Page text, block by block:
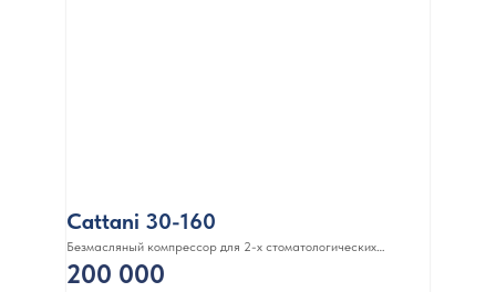
Cattani 30-160
Безмасляный компрессор для 2-х стоматологических
установок, c осушителем, без кожуха, с ресивером 30 л, 160 л/
мин
200 000